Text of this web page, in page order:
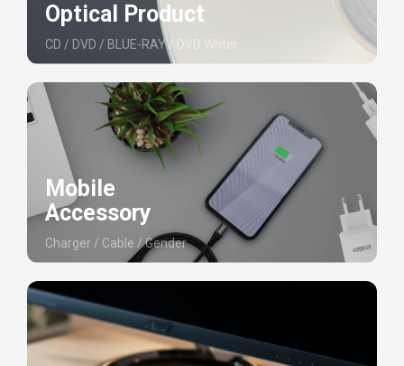
Optical Product
CD / DVD / BLUE-RAY / DVD Writer
Mobile
Accessory
Charger / Cable / Gender